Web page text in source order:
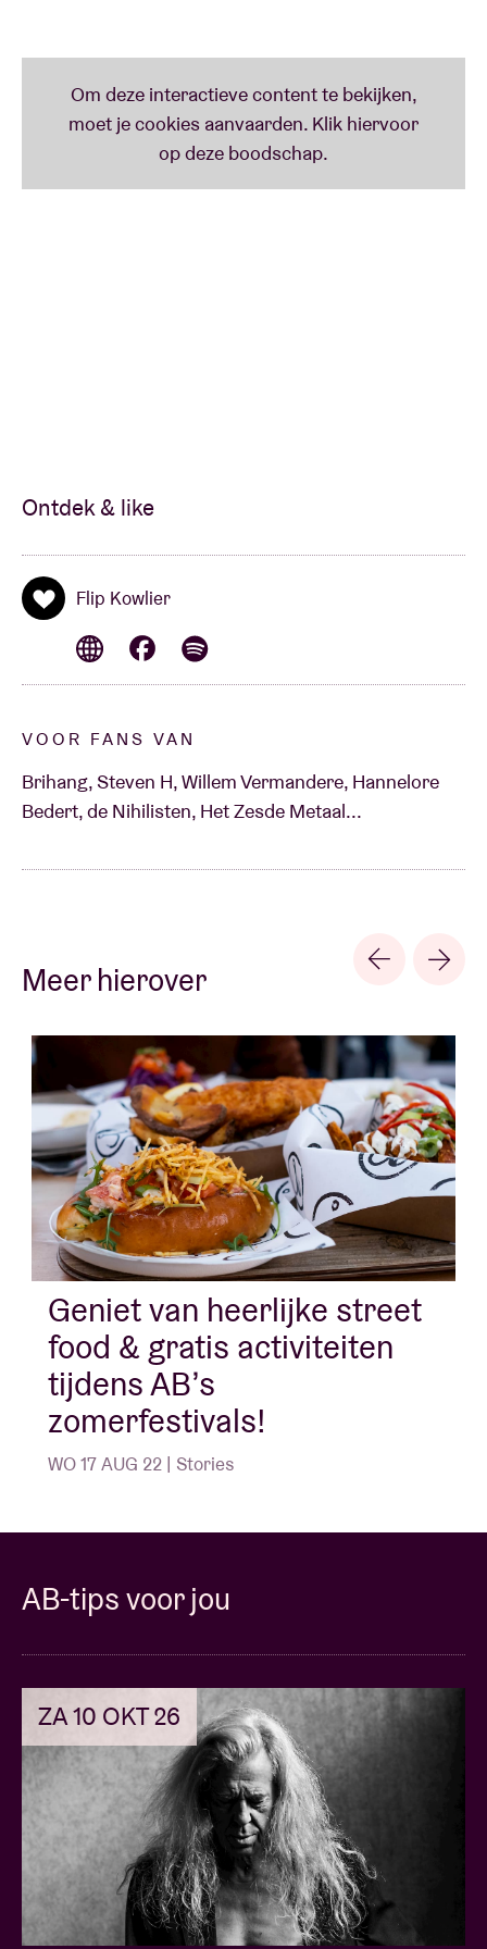
Ontdek & like
Flip Kowlier
VOOR FANS VAN
Brihang, Steven H, Willem Vermandere, Hannelore
Bedert, de Nihilisten, Het Zesde Metaal...
Meer hierover
Geniet van heerlijke street
food & gratis activiteiten
tijdens AB’s
zomerfestivals!
WO 17 AUG 22 | Stories
AB-tips voor jou
ZA 10 OKT 26